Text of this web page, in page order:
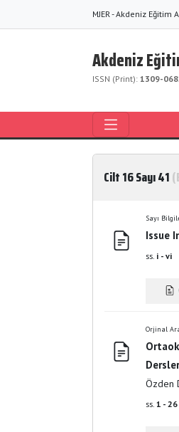
MJER - Akdeniz Eğitim
Akdeniz
ISSN (Print): 1309-
Cilt 16 Sayı 41
Sayı
Issue
ss. i - vi
Orjinal
Özden
ss. 1 - 26